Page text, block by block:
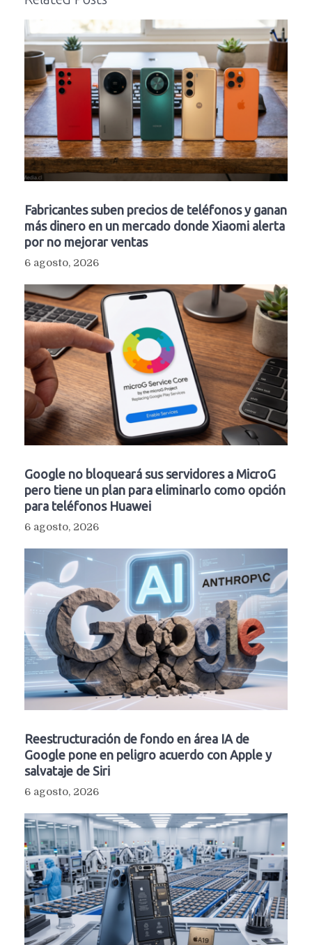
Fabricantes suben precios de teléfonos y ganan
más dinero en un mercado donde Xiaomi alerta
por no mejorar ventas
6 agosto, 2026
Google no bloqueará sus servidores a MicroG
pero tiene un plan para eliminarlo como opción
para teléfonos Huawei
6 agosto, 2026
Reestructuración de fondo en área IA de
Google pone en peligro acuerdo con Apple y
salvataje de Siri
6 agosto, 2026